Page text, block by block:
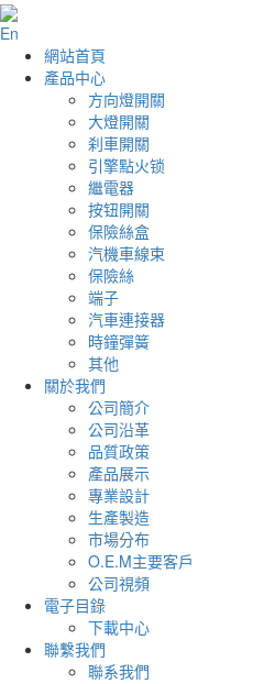
En
網站首頁
產品中心
方向燈開關
大燈開關
刹車開關
引擎點火锁
繼電器
按钮開關
保險絲盒
汽機車線束
保險絲
端子
汽車連接器
時鐘彈簧
其他
關於我們
公司簡介
公司沿革
品質政策
產品展示
專業設計
生產製造
市場分布
O.E.M主要客戶
公司視頻
電子目錄
下載中心
聯繫我們
聯系我們